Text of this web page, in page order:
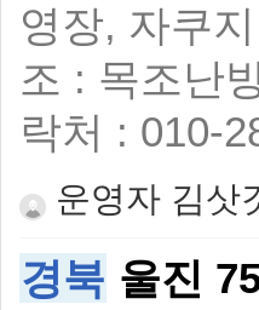
영장, 자쿠
조 : 목조 ​ 난
락처 : 010-
운영자 김삿
경북 울진